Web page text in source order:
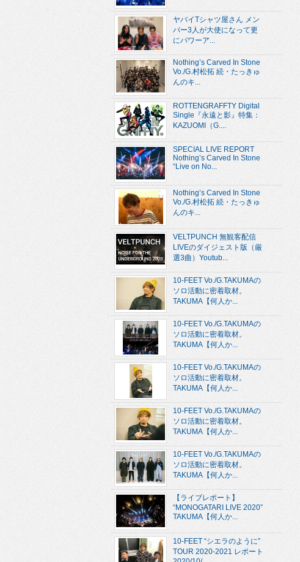
ヤバイTシャツ屋さん メン
バー3人が大使になって更
にパワーア...
Nothing’s Carved In Stone
Vo./G.村松拓 続・たっきゅ
んのキ...
ROTTENGRAFFTY Digital
Single『永遠と影』特集：
KAZUOMI（G....
SPECIAL LIVE REPORT
Nothing’s Carved In Stone
“Live on No...
Nothing’s Carved In Stone
Vo./G.村松拓 続・たっきゅ
んのキ...
VELTPUNCH 無観客配信
LIVEのダイジェスト版（厳
選3曲）Youtub...
10-FEET Vo./G.TAKUMAの
ソロ活動に密着取材。
TAKUMA【何人か...
10-FEET Vo./G.TAKUMAの
ソロ活動に密着取材。
TAKUMA【何人か...
10-FEET Vo./G.TAKUMAの
ソロ活動に密着取材。
TAKUMA【何人か...
10-FEET Vo./G.TAKUMAの
ソロ活動に密着取材。
TAKUMA【何人か...
10-FEET Vo./G.TAKUMAの
ソロ活動に密着取材。
TAKUMA【何人か...
【ライブレポート】
“MONOGATARI LIVE 2020”
TAKUMA【何人か...
10-FEET “シエラのように”
TOUR 2020-2021 レポート